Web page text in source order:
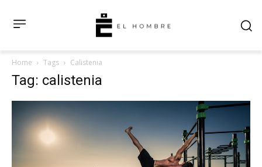
Home Tags Calistenia
Tag: calistenia